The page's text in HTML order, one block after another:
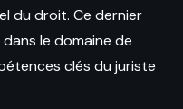
du droit. Ce dernier
le domaine de
clés du juriste